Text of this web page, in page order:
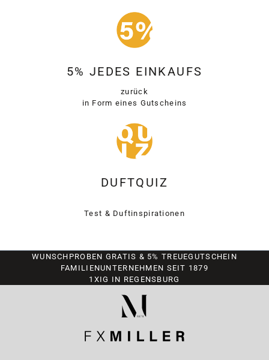
5% JEDES EINKAUFS
zurück
in Form eines Gutscheins
DUFTQUIZ
Test & Duftinspirationen
WUNSCHPROBEN GRATIS & 5% TREUEGUTSCHEIN
FAMILIENUNTERNEHMEN SEIT 1879
1XIG IN REGENSBURG